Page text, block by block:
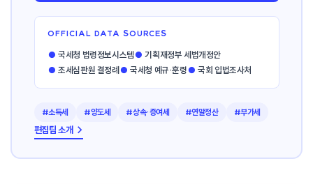
OFFICIAL DATA SOURCES
● 국세청 법령정보시스템● 기획재정부 세법개정안
● 조세심판원 결정례 ● 국세청 예규·훈령● 국회 입법조사처
#소득세 #양도세 #상속·증여세 #연말정산 #부가세
편집팀 소개 →